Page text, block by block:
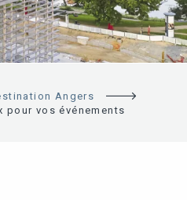
Angers
pour vos événements